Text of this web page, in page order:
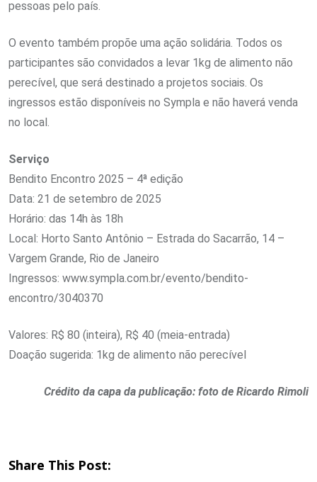
pessoas pelo país.
O evento também propõe uma ação solidária. Todos os
participantes são convidados a levar 1kg de alimento não
perecível, que será destinado a projetos sociais. Os
ingressos estão disponíveis no Sympla e não haverá venda
no local.
Serviço
Bendito Encontro 2025 – 4ª edição
Data: 21 de setembro de 2025
Horário: das 14h às 18h
Local: Horto Santo Antônio – Estrada do Sacarrão, 14 –
Vargem Grande, Rio de Janeiro
Ingressos: www.sympla.com.br/evento/bendito-
encontro/3040370
Valores: R$ 80 (inteira), R$ 40 (meia-entrada)
Doação sugerida: 1kg de alimento não perecível
Crédito da capa da publicação: foto de Ricardo Rimoli
Share This Post: